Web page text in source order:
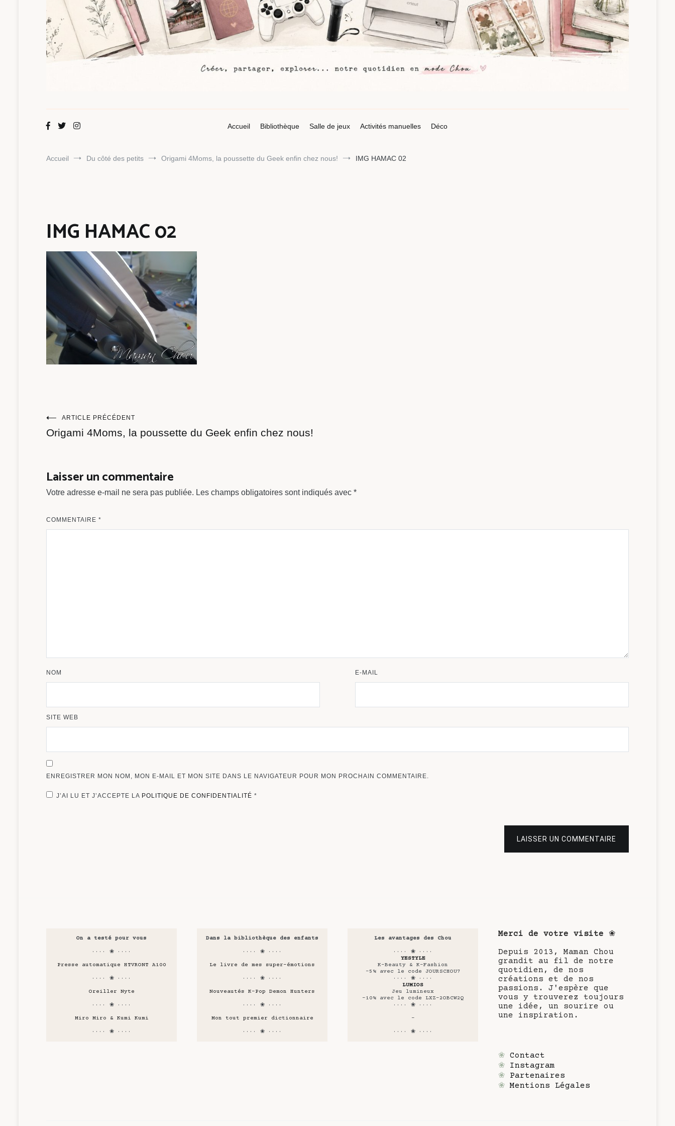
Maman Chou
Accueil
Bibliothèque Salle de jeux Activités manuelles Déco
Accueil Du côté des petits Origami 4Moms, la poussette du Geek enfin chez nous! IMG HAMAC 02
IMG HAMAC 02
Navigation
l’article
ARTICLE PRÉCÉDENT
Origami 4Moms, la poussette du Geek enfin chez nous!
Laisser un commentaire
Votre adresse e-mail ne sera pas publiée. Les champs obligatoires sont indiqués avec *
COMMENTAIRE *
NOM E-MAIL
SITE WEB
ENREGISTRER MON NOM, MON E-MAIL ET MON SITE DANS LE NAVIGATEUR POUR MON PROCHAIN COMMENTAIRE.
J’AI LU ET J’ACCEPTE LA POLITIQUE DE CONFIDENTIALITÉ *
LAISSER UN COMMENTAIRE
On a testé pour vous
···· ❀ ····
Presse automatique HTVRONT A100
···· ❀ ····
Oreiller Nyte
···· ❀ ····
Miro Miro & Kumi Kumi
···· ❀ ····
Dans la bibliothèque des enfants
···· ❀ ····
Le livre de mes super-émotions
···· ❀ ····
Nouveautés K-Pop Demon Hunters
···· ❀ ····
Mon tout premier dictionnaire
···· ❀ ····
Les avantages des Chou
···· ❀ ····
YESTYLE
K-Beauty & K-Fashion
-5% avec le code JOURSCHOU7
···· ❀ ····
LUMIOS
Jeu lumineux
-10% avec le code LXZ-2OBCW2Q
···· ❀ ····
-
···· ❀ ····
Merci de votre visite ❀
Depuis 2013, Maman Chou
grandit au fil de notre
quotidien, de nos
créations et de nos
passions. J'espère que
vous y trouverez toujours
une idée, un sourire ou
une inspiration.
❀ Contact
❀ Instagram
❀ Partenaires
❀ Mentions Légales